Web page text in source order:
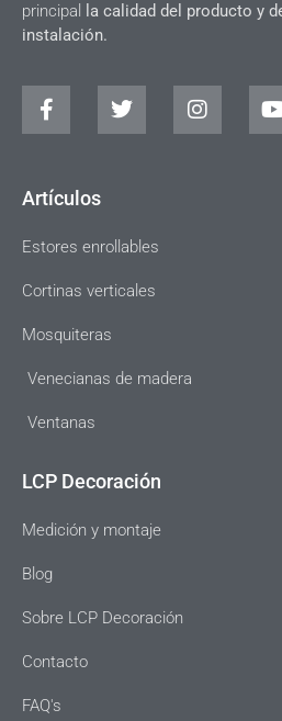
principal
la calidad del producto y
instalación.
Artículos
Estores enrollables
Cortinas verticales
Mosquiteras
Venecianas de madera
Ventanas
LCP Decoración
Medición y montaje
Blog
Sobre LCP Decoración
Contacto
FAQ's